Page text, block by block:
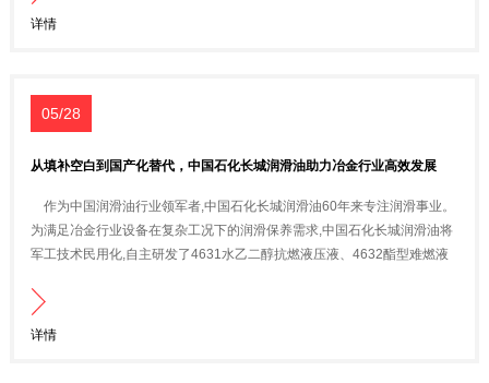
详情
05/28
从填补空白到国产化替代，中国石化长城润滑油助力冶金行业高效发展
作为中国润滑油行业领军者,中国石化长城润滑油60年来专注润滑事业。
为满足冶金行业设备在复杂工况下的润滑保养需求,中国石化长城润滑油将
军工技术民用化,自主研发了4631水乙二醇抗燃液压液、4632酯型难燃液
并加入抗氧、防腐和润滑等添加剂制成,属于无毒、可生物降解的新一代绿
色润滑剂,成功填补了国内冶金行业润滑技术空白。
详情